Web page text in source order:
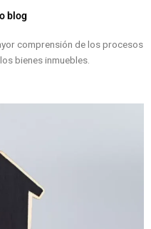
blog
comprensión de los procesos
bienes inmuebles.